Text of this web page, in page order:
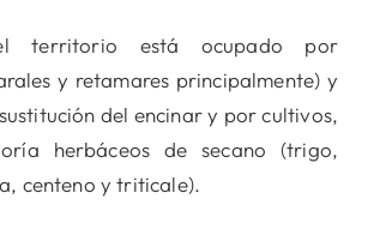
territorio está ocupado por
y retamares principalmente) y
del encinar y por cultivos,
herbáceos de secano (trigo,
centeno y triticale).